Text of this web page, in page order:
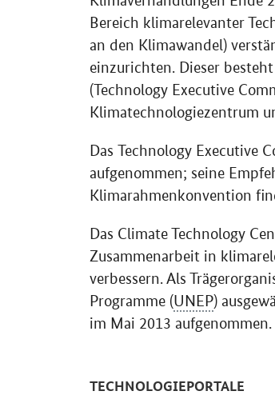
Bereich klimarelevanter
an den Klimawandel)
einzurichten. Dieser
(Technology Executive
Klimatechnologiezentrum
Das Technology Executive
aufgenommen; seine
Klimarahmenkonvention
Das Climate Technology
Zusammenarbeit in
verbessern. Als
Programme (UNEP)
im Mai 2013
TECHNOLOGIEPORTALE